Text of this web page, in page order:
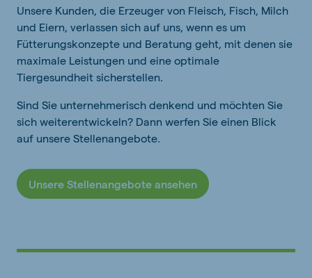
Unsere Kunden, die Erzeuger von Fleisch, Fisch, Milch
und Eiern, verlassen sich auf uns, wenn es um
Fütterungskonzepte und Beratung geht, mit denen sie
maximale Leistungen und eine optimale
Tiergesundheit sicherstellen.
Sind Sie unternehmerisch denkend und möchten Sie
sich weiterentwickeln? Dann werfen Sie einen Blick
auf unsere Stellenangebote.
Unsere Stellenangebote ansehen